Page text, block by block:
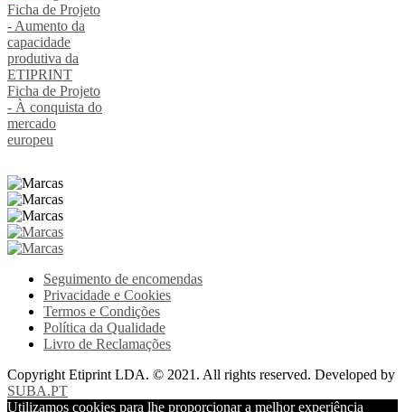
Ficha de Projeto
- Aumento da
capacidade
produtiva da
ETIPRINT
Ficha de Projeto
- À conquista do
mercado
europeu
Seguimento de encomendas
Privacidade e Cookies
Termos e Condições
Política da Qualidade
Livro de Reclamações
Copyright Etiprint LDA. © 2021. All rights reserved. Developed by
SUBA.PT
Utilizamos cookies para lhe proporcionar a melhor experiência